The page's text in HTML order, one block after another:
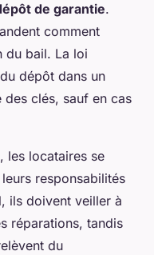
de garantie.
comment
du bail. La loi
dépôt dans un
des clés, sauf en cas
, les locataires se
responsabilités
ils doivent veiller à
réparations, tandis
du